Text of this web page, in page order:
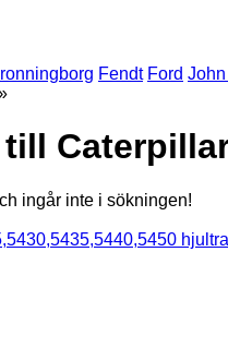
Fendt Ford
till
ingår inte i sökningen!